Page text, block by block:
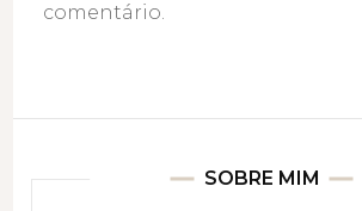
comentário.
SOBRE MIM